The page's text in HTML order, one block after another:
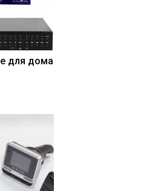
для дома